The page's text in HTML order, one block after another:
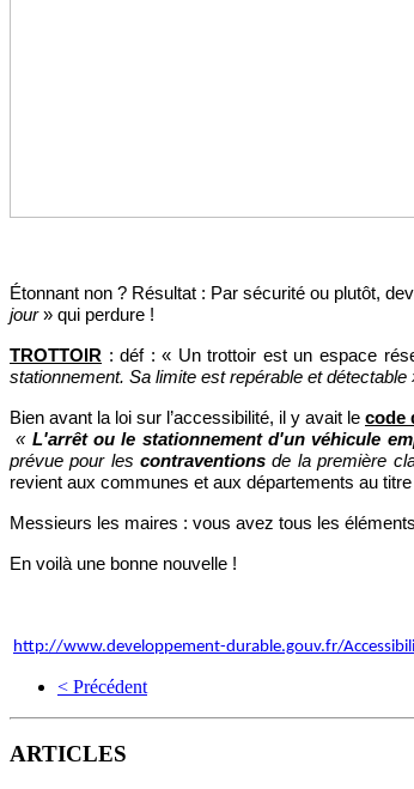
Étonnant non ? Résultat : Par sécurité ou plutôt,
jour » qui perdure !
TROTTOIR : déf : « Un trottoir est un espace
stationnement. Sa limite est repérable et détectable
Bien avant la loi sur l’accessibilité, il y avait le code
« L'arrêt ou le stationnement d'un véhicule
prévue pour les contraventions de la première
revient aux communes et aux départements au titre
Messieurs les maires : vous avez tous les
En voilà une bonne nouvelle !
http://www.developpement-durable.gouv.fr/
< Précédent
ARTICLES